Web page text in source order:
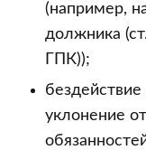
(например,
должника
ГПК));
бездействие
уклонение